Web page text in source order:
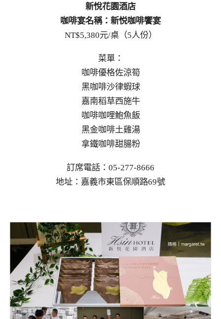
新悅花園酒店
咖啡宴名稱：新悦咖啡饗宴
NT$5,380元/桌（5人份）
菜單：
咖啡優格佐涼筍
黑咖啡沙律蝦球
嘉南稻草西施牛
咖啡咖哩鮑魚飯
黑金咖啡土雞湯
拿鐵咖啡甜腸粉
訂席電話：05-277-8666
地址：嘉義市東區保順路69號